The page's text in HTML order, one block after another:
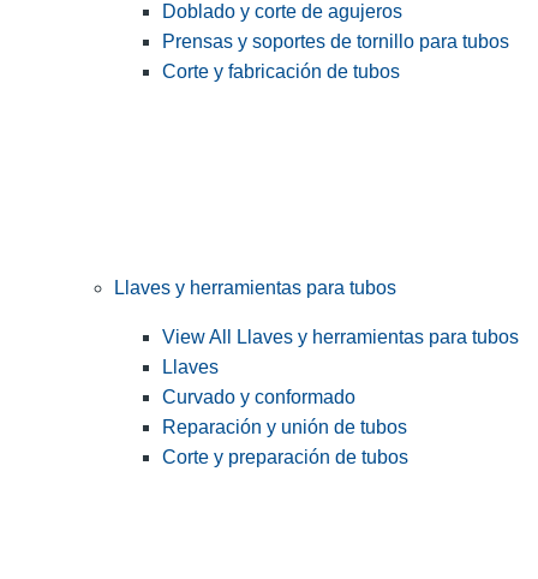
Doblado y corte de agujeros
Prensas y soportes de tornillo para tubos
Corte y fabricación de tubos
Llaves y herramientas para tubos
View All Llaves y herramientas para tubos
Llaves
Curvado y conformado
Reparación y unión de tubos
Corte y preparación de tubos